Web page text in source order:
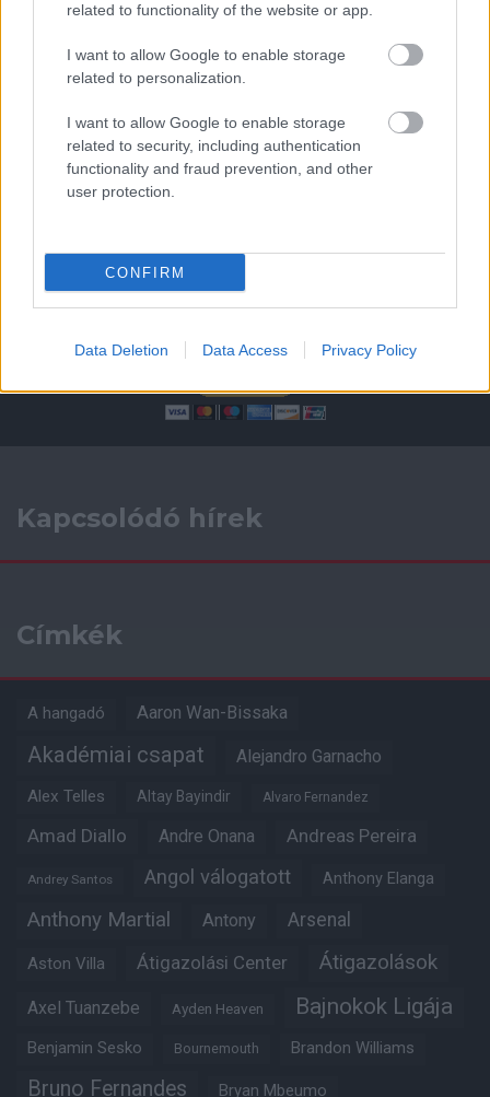
related to functionality of the website or app.
I want to allow Google to enable storage
related to personalization.
I want to allow Google to enable storage
related to security, including authentication
functionality and fraud prevention, and other
user protection.
CONFIRM
Data Deletion Data Access Privacy Policy
1 nap 15 óra 58 perc 33 másodperc
Leeds UnitedvsManchester United
AC MilanvsManchester United2026-08-15 18:00
ELŐZŐ MÉRKŐZÉSEK
Támogatás
a ManUtdFanatics.hu működését!
Kapcsolódó hírek
Címkék
A hangadó Aaron Wan-Bissaka
Akadémiai csapat Alejandro Garnacho
Alex Telles Altay Bayindir Alvaro Fernandez
Amad Diallo Andre Onana Andreas Pereira
Andrey Santos Angol válogatott Anthony Elanga
Anthony Martial Antony Arsenal
Aston Villa Átigazolási Center Átigazolások
Axel Tuanzebe Ayden Heaven Bajnokok Ligája
Benjamin Sesko Bournemouth Brandon Williams
Bruno Fernandes Bryan Mbeumo